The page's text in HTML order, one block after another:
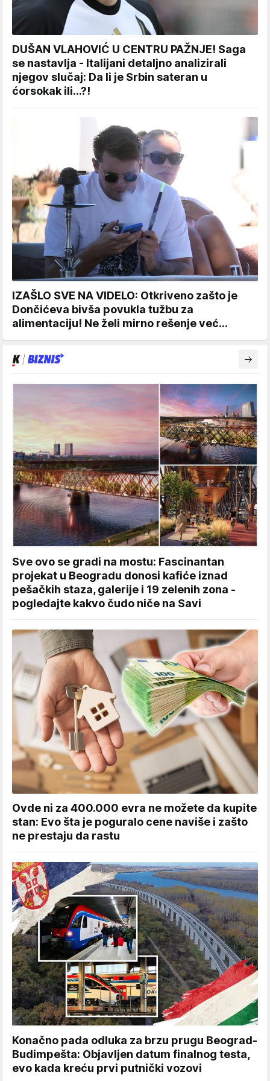
DUŠAN VLAHOVIĆ U CENTRU PAŽNJE! Saga
se nastavlja - Italijani detaljno analizirali
njegov slučaj: Da li je Srbin sateran u
ćorsokak ili...?!
IZAŠLO SVE NA VIDELO: Otkriveno zašto je
Dončićeva bivša povukla tužbu za
alimentaciju! Ne želi mirno rešenje već...
Sve ovo se gradi na mostu: Fascinantan
projekat u Beogradu donosi kafiće iznad
pešačkih staza, galerije i 19 zelenih zona -
pogledajte kakvo čudo niče na Savi
Ovde ni za 400.000 evra ne možete da kupite
stan: Evo šta je poguralo cene naviše i zašto
ne prestaju da rastu
Konačno pada odluka za brzu prugu Beograd-
Budimpešta: Objavljen datum finalnog testa,
evo kada kreću prvi putnički vozovi